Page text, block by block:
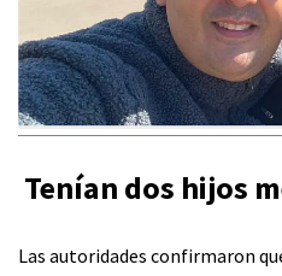
Tenían dos hijos
Las autoridades confirmaron